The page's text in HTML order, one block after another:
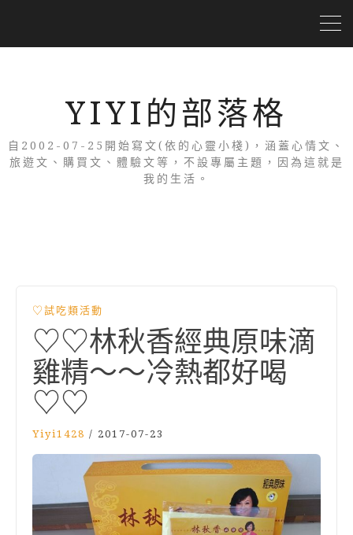
YIYI的部落格
自2002-07-25開始寫文(依的心靈小棧)，涵蓋心情文、
旅遊文、購買文、體驗文等，不設專屬主題，因為這就是
我的生活。
♡試吃類活動
♡♡林秋香經典原味滴
雞精～～冷熱都好喝
♡♡
Yiyi1428 / 2017-07-23